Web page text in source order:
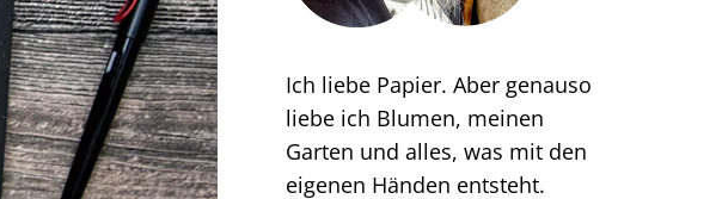
Ich liebe Papier. Aber genauso
liebe ich Blumen, meinen
Garten und alles, was mit den
eigenen Händen entsteht.